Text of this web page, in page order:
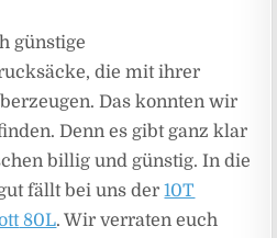
günstige
die mit ihrer
Das konnten wir
Denn es gibt ganz klar
billig und günstig. In die
fällt bei uns der10T
80L. Wir verraten euch